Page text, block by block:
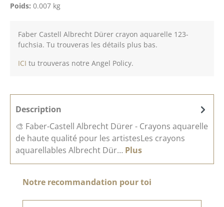
Poids: 0.007 kg
Faber Castell Albrecht Dürer crayon aquarelle 123-
fuchsia. Tu trouveras les détails plus bas.
ICI tu trouveras notre Angel Policy.
Description
🎨 Faber-Castell Albrecht Dürer - Crayons aquarelle
de haute qualité pour les artistesLes crayons
aquarellables Albrecht Dür… Plus
Ignorer la galerie de produits
Notre recommandation pour toi